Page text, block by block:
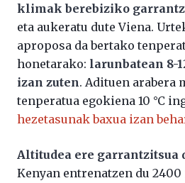
klimak berebiziko
eta aukeratu dute Viena.
aproposa da bertako
honetarako: larunbatean 8-
izan zuten. Adituen arabera
tenperatua egokiena 10 °C
hezetasunak baxua izan
Altitudea ere garrantzitsua
Kenyan entrenatzen du